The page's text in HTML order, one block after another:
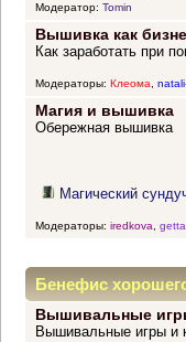
Модератор: Tomin
Вышивка как
Как заработать при
Модераторы: Клеома,
Магия и вышивка
Обережная вышивка
Магический
Модераторы: iredkova
Бенефис
Вышивальные
Вышивальные игры и